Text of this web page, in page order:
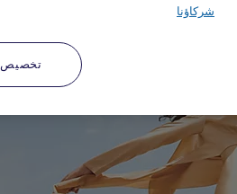
شركاؤنا
تخصيص